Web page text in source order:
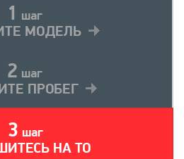
1 шаг
МОДЕЛЬ
2 шаг
ПРОБЕГ
3 шаг
НА ТО